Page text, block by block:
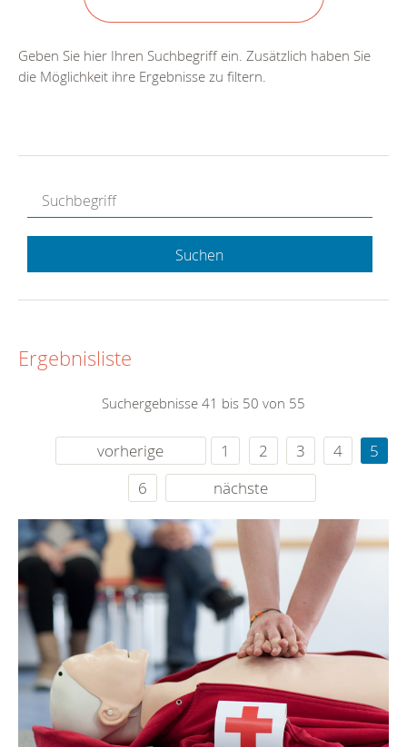
Geben Sie hier Ihren Suchbegriff ein. Zusätzlich haben Sie
die Möglichkeit ihre Ergebnisse zu filtern.
Suchen
Ergebnisliste
Suchergebnisse 41 bis 50 von 55
vorherige 1 2 3 4
5
6
nächste